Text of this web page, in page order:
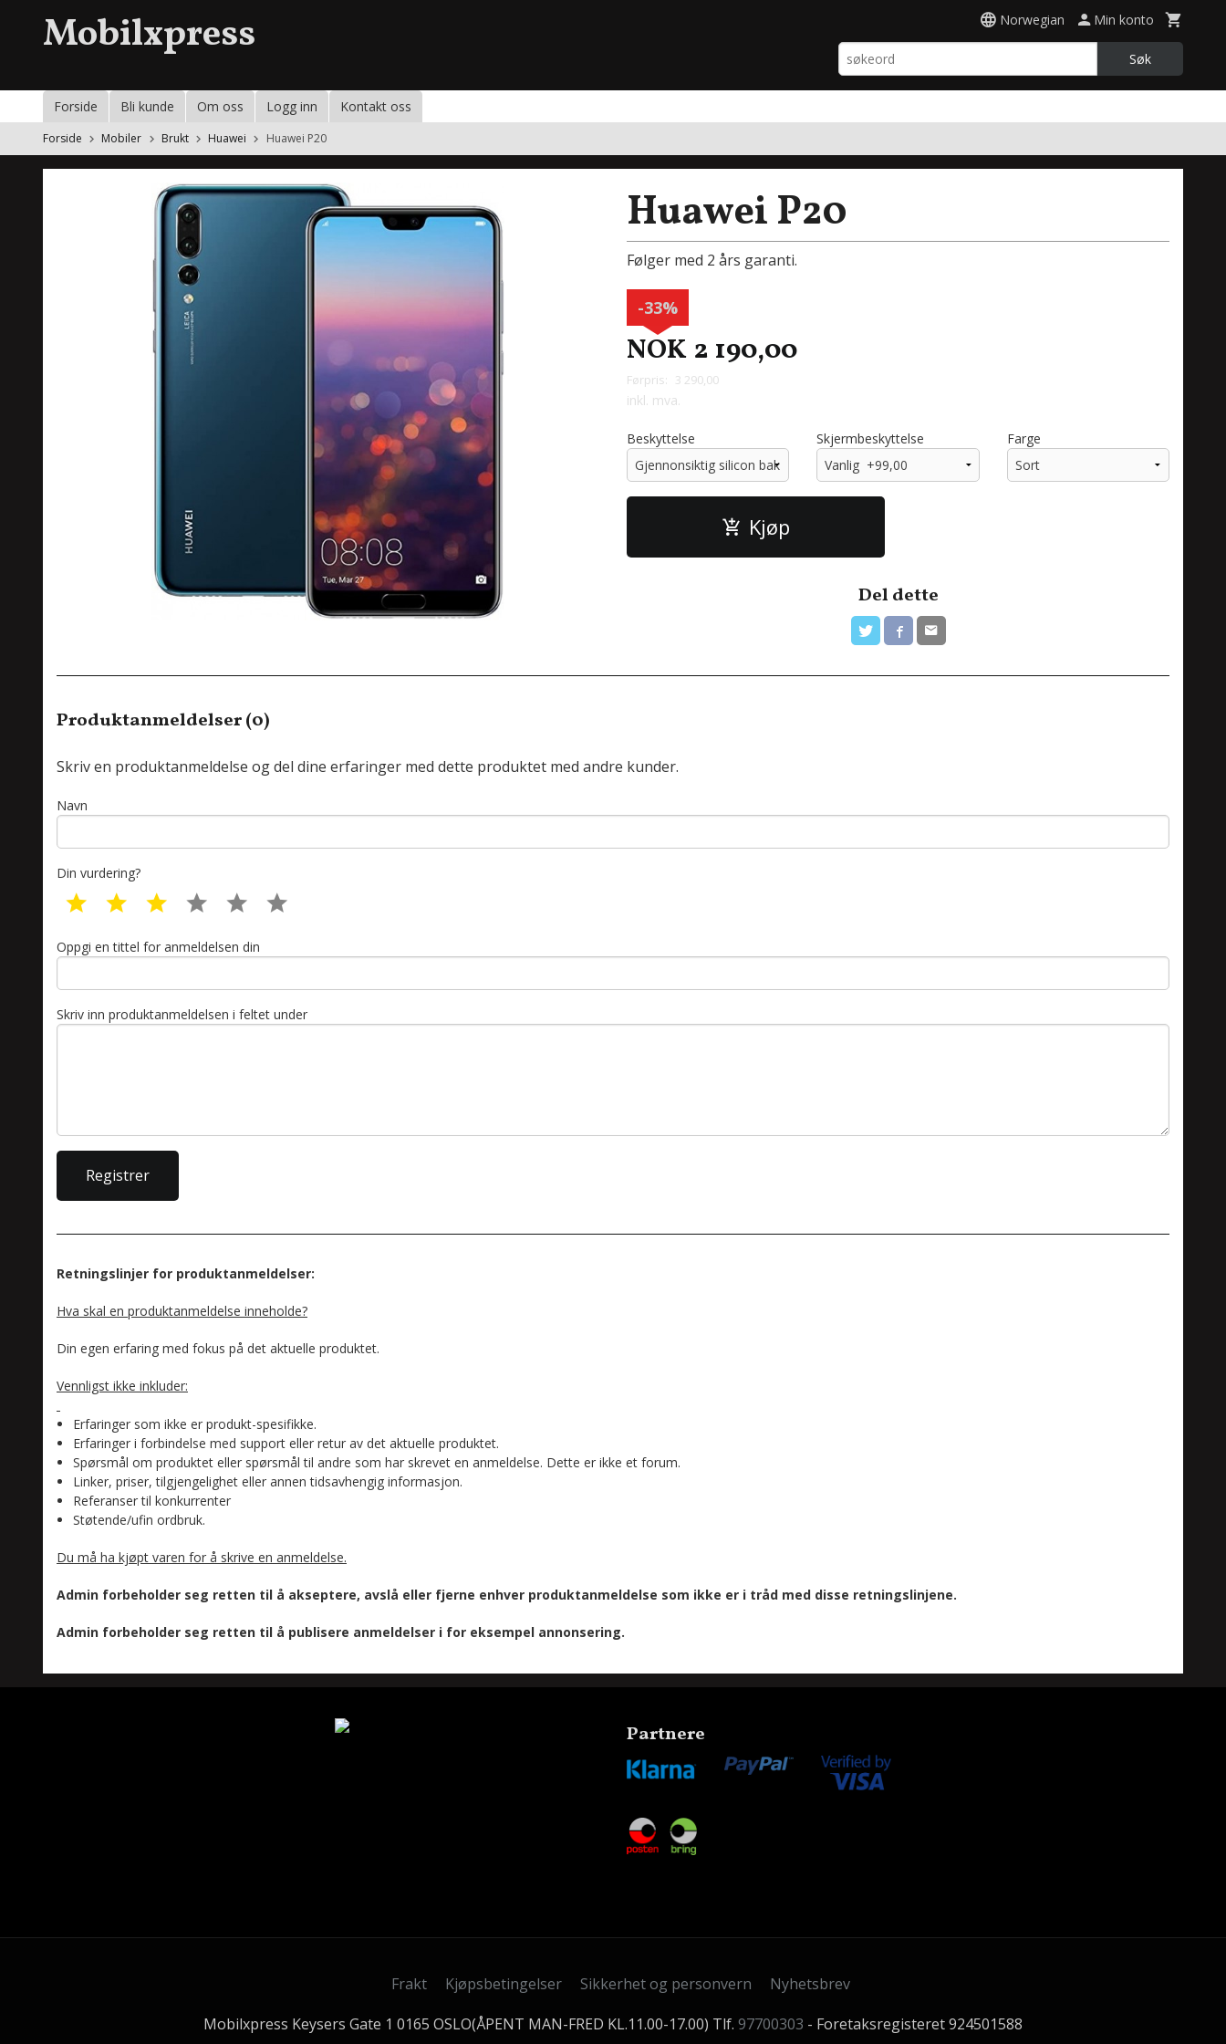
Mobilxpress Norwegian Min konto
Søk
Forside Bli kunde Om oss Logg inn Kontakt oss
Forside Mobiler Brukt Huawei Huawei P20
Huawei P20
Følger med 2 års garanti.
NOK 2 190,00
Førpris: 3 290,00
Rabatt
-33%
inkl. mva.
Beskyttelse Skjermbeskyttelse Farge
Kjøp
Del dette
Produktanmeldelser (0)
Skriv en produktanmeldelse og del dine erfaringer med dette produktet med andre kunder.
Navn
Din vurdering?
1 star 2 star 3 star 4 star 5 star
Oppgi en tittel for anmeldelsen din
Skriv inn produktanmeldelsen i feltet under
Retningslinjer for produktanmeldelser:
Hva skal en produktanmeldelse inneholde?
Din egen erfaring med fokus på det aktuelle produktet.
Vennligst ikke inkluder:
Erfaringer som ikke er produkt-spesifikke.
Erfaringer i forbindelse med support eller retur av det aktuelle produktet.
Spørsmål om produktet eller spørsmål til andre som har skrevet en anmeldelse. Dette er ikke et forum.
Linker, priser, tilgjengelighet eller annen tidsavhengig informasjon.
Referanser til konkurrenter
Støtende/ufin ordbruk.
Du må ha kjøpt varen for å skrive en anmeldelse.
Admin forbeholder seg retten til å akseptere, avslå eller fjerne enhver produktanmeldelse som ikke er i tråd med disse retningslinjene.
Admin forbeholder seg retten til å publisere anmeldelser i for eksempel annonsering.
Partnere
Frakt Kjøpsbetingelser Sikkerhet og personvern
Nyhetsbrev
Mobilxpress Keysers Gate 1 0165 OSLO(ÅPENT MAN-FRED KL.11.00-17.00) Tlf. 97700303 - Foretaksregisteret 924501588